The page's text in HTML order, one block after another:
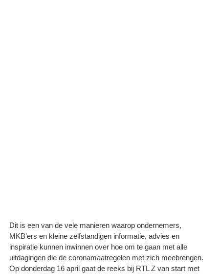
Dit is een van de vele manieren waarop ondernemers,
MKB’ers en kleine zelfstandigen informatie, advies en
inspiratie kunnen inwinnen over hoe om te gaan met alle
uitdagingen die de coronamaatregelen met zich meebrengen.
Op donderdag 16 april gaat de reeks bij RTL Z van start met